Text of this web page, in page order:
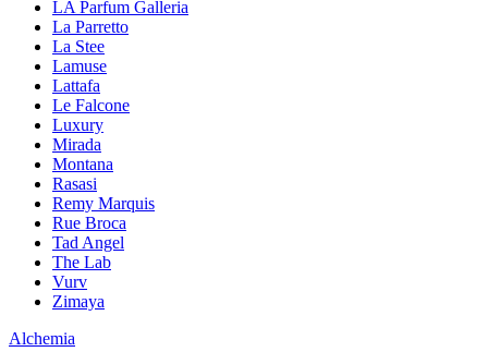
LA Parfum Galleria
La Parretto
La Stee
Lamuse
Lattafa
Le Falcone
Luxury
Mirada
Montana
Rasasi
Remy Marquis
Rue Broca
Tad Angel
The Lab
Vurv
Zimaya
Alchemia